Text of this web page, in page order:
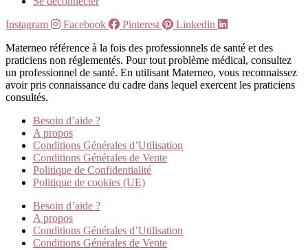
Instagram
Facebook Pinterest
Linkedin
Materneo référence à la fois des professionnels de santé et des
praticiens non réglementés. Pour tout problème médical, consultez
un professionnel de santé. En utilisant Materneo, vous reconnaissez
avoir pris connaissance du cadre dans lequel exercent les praticiens
consultés.
Besoin d’aide ?
A propos
Conditions Générales d’Utilisation
Conditions Générales de Vente
Politique de Confidentialité
Politique de cookies (UE)
Besoin d’aide ?
A propos
Conditions Générales d’Utilisation
Conditions Générales de Vente